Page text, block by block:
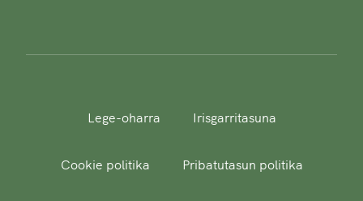
Lege-oharra Irisgarritasuna
Cookie politika Pribatutasun politika